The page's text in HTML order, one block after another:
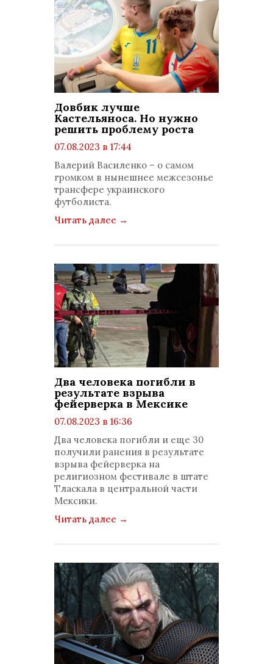
Довбик лучше
Кастельяноса. Но нужно
решить проблему роста
07.08.2023 в 17:44
просмотров: 973
комментариев: 0
Валерий Василенко – о самом
громком в нынешнее межсезонье
трансфере украинского
футболиста.
Читать далее →
Два человека погибли в
результате взрыва
фейерверка в Мексике
07.08.2023 в 16:36
комментариев: 0
Два человека погибли и еще 30
получили ранения в результате
взрыва фейерверка на
религиозном фестивале в штате
Тласкала в центральной части
Мексики.
Читать далее →